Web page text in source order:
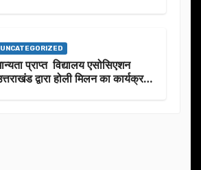
UNCATEGORIZED
प्राप्त विद्यालय एसोसिएशन
द्वारा होली मिलन का कार्यक्रम